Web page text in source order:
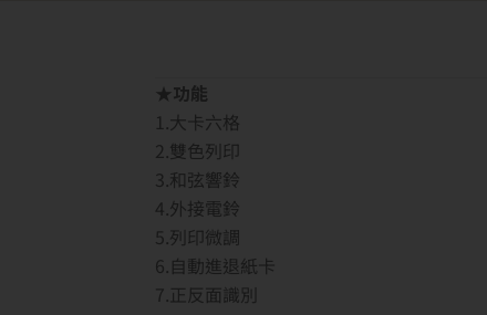
★功能
1.大卡六格
2.雙色列印
3.和弦響鈴
4.外接電鈴
5.列印微調
6.自動進退紙卡
7.正反面識別